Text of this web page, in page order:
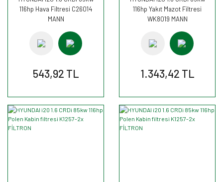
116hp Hava Filtresi C26014
MANN
543,92 TL
116hp Yakıt Mazot Filtresi
WK8019 MANN
1.343,42 TL